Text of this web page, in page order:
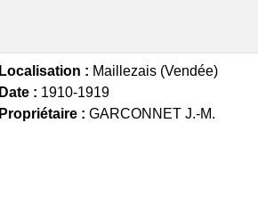
Localisation : Maillezais (Vendée)
Date : 1910-1919
Propriétaire : GARCONNET J.-M.